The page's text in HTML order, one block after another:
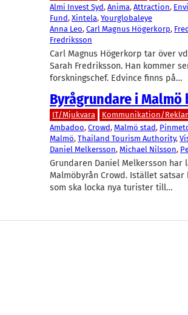
Almi Invest Syd, Anima, Attraction,
Fund, Xintela, Yourglobaleye
Anna Leo, Carl Magnus Högerkorp,
Fredriksson
Carl Magnus Högerkorp tar över
Sarah Fredriksson. Han kommer
forskningschef. Edvince finns på…
Byrågrundare i
IT/Mjukvara Kommunikation/
Ambadoo, Crowd, Malmö stad,
Malmö, Thailand Tourism Authority,
Daniel Melkersson, Michael Nilsson,
Grundaren Daniel Melkersson
Malmöbyrån Crowd. Istället
som ska locka nya turister till…